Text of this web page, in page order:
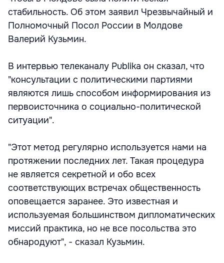
стабильность. Об этом заявил Чрезвычайный и
Полномочный Посол России в Молдове
Валерий Кузьмин.
В интервью телеканалу Publika он сказал, что
"консультации с политическими партиями
являются лишь способом информирования из
первоисточника о социально-политической
ситуации".
"Этот метод регулярно используется нами на
протяжении последних лет. Такая процедура
не является секретной и обо всех
соответствующих встречах общественность
оповещается заранее. Это известная и
используемая большинством дипломатических
миссий практика, но не все посольства это
обнародуют", - сказал Кузьмин.